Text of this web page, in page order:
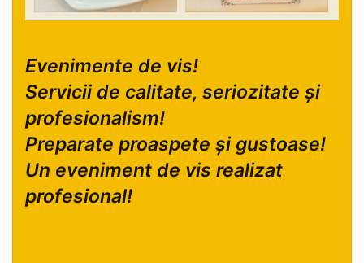
Evenimente de vis!
Servicii de calitate, seriozitate și
profesionalism!
Preparate proaspete și gustoase!
Un eveniment de vis realizat
profesional!